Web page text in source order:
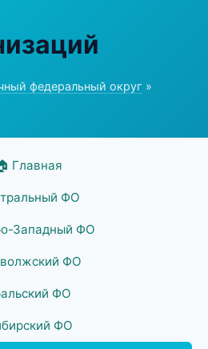
федеральный округ »
Главная
ФО
Западный ФО
ФО
ФО
ФО